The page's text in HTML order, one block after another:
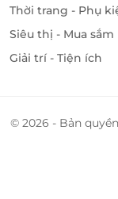
Thời trang - Phụ
Siêu thị - Mua sắm
Giải trí - Tiện ích
© 2026 - Bản